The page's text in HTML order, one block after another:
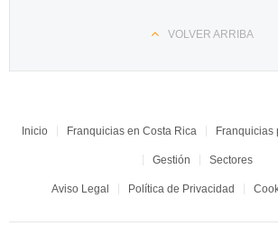
VOLVER ARRIBA
Inicio Franquicias en Costa Rica Franquicias
Gestión Sectores
Aviso Legal Política de Privacidad